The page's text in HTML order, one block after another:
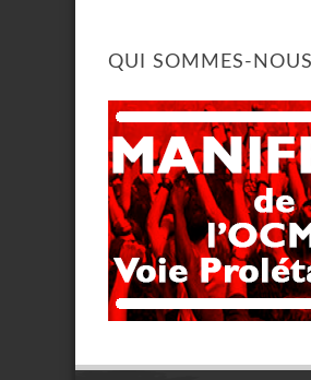
QUI SOMMES-